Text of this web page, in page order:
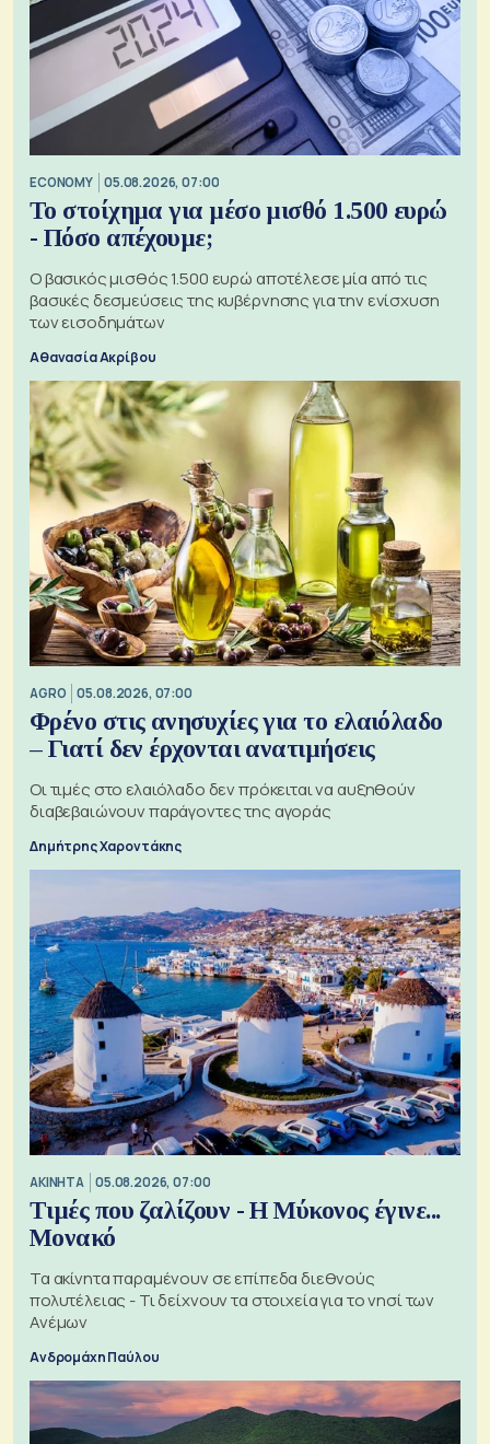
ECONOMY 05.08.2026, 07:00
Το στοίχημα για μέσο μισθό 1.500 ευρώ
- Πόσο απέχουμε;
Ο βασικός μισθός 1.500 ευρώ αποτέλεσε μία από τις
βασικές δεσμεύσεις της κυβέρνησης για την ενίσχυση
των εισοδημάτων
Αθανασία Ακρίβου
AGRO 05.08.2026, 07:00
Φρένο στις ανησυχίες για το ελαιόλαδο
– Γιατί δεν έρχονται ανατιμήσεις
Οι τιμές στο ελαιόλαδο δεν πρόκειται να αυξηθούν
διαβεβαιώνουν παράγοντες της αγοράς
Δημήτρης Χαροντάκης
ΑΚΙΝΗΤΑ 05.08.2026, 07:00
Τιμές που ζαλίζουν - Η Μύκονος έγινε...
Μονακό
Τα ακίνητα παραμένουν σε επίπεδα διεθνούς
πολυτέλειας - Τι δείχνουν τα στοιχεία για το νησί των
Ανέμων
Ανδρομάχη Παύλου